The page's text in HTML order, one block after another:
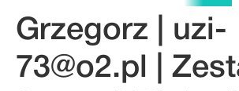
Grzegorz | uzi-
73@o2.pl
|